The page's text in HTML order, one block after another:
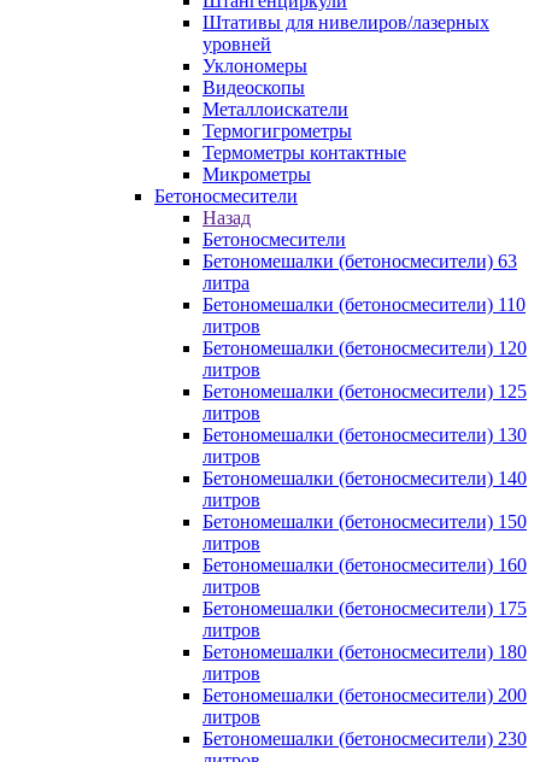
Штативы для нивелиров/лазерных
уровней
Уклономеры
Видеоскопы
Металлоискатели
Термогигрометры
Термометры контактные
Микрометры
Бетоносмесители
Назад
Бетоносмесители
Бетономешалки (бетоносмесители) 63
литра
Бетономешалки (бетоносмесители) 110
литров
Бетономешалки (бетоносмесители) 120
литров
Бетономешалки (бетоносмесители) 125
литров
Бетономешалки (бетоносмесители) 130
литров
Бетономешалки (бетоносмесители) 140
литров
Бетономешалки (бетоносмесители) 150
литров
Бетономешалки (бетоносмесители) 160
литров
Бетономешалки (бетоносмесители) 175
литров
Бетономешалки (бетоносмесители) 180
литров
Бетономешалки (бетоносмесители) 200
литров
Бетономешалки (бетоносмесители) 230